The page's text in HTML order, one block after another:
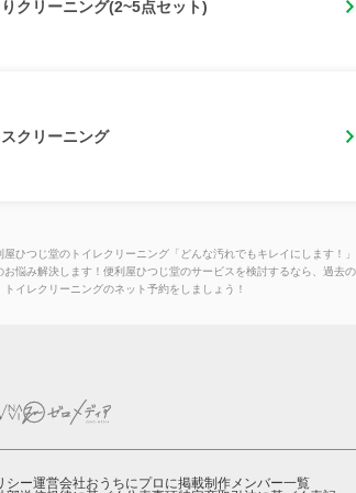
クリーニング(2~5点セット)
クリーニング
ひつじ堂のトイレクリーニング「どんな汚れでもキレイにします！
悩み解決します！便利屋ひつじ堂のサービスを検討するなら、過去
イレクリーニングのネット予約をしましょう！
シー運営会社おうちにプロに掲載制作メンバー一覧